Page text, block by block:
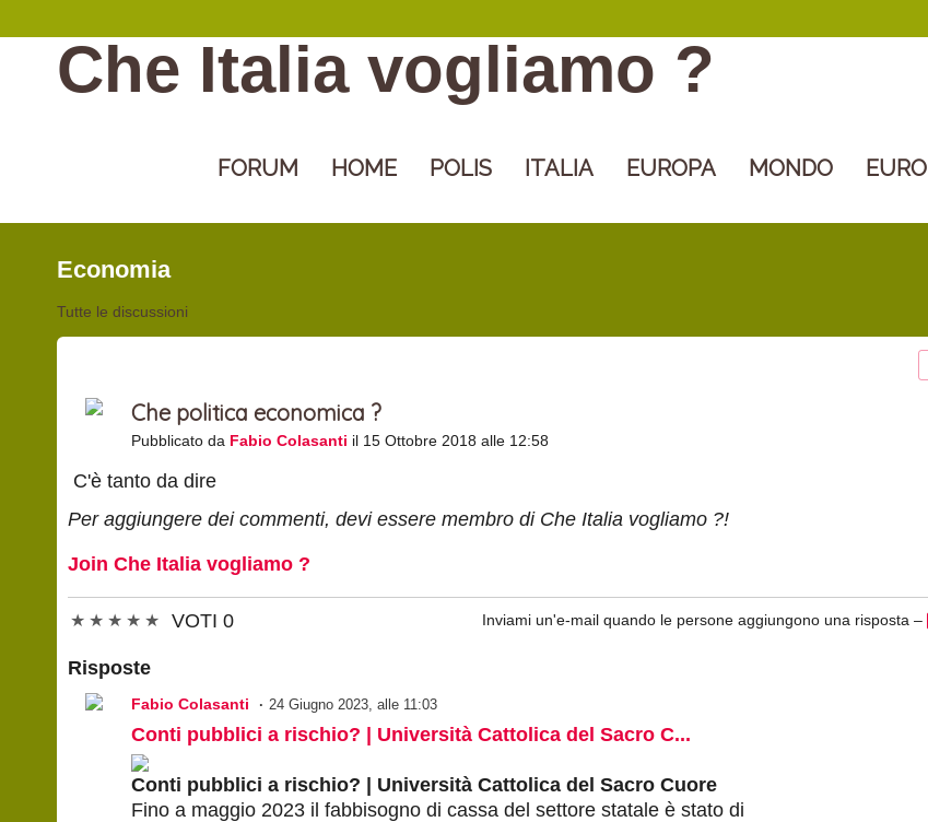
Che Italia vogliamo ?
FORUM HOME POLIS ITALIA EUROPA MONDO EURO
Economia
Tutte le discussioni
Che politica economica ?
Pubblicato da Fabio Colasanti il 15 Ottobre 2018 alle 12:58
C'è tanto da dire
Per aggiungere dei commenti, devi essere membro di Che Italia vogliamo ?!
Join Che Italia vogliamo ?
★ ★ ★ ★ ★ VOTI 0 Inviami un'e-mail quando le persone aggiungono una risposta –
Risposte
Fabio Colasanti 24 Giugno 2023, alle 11:03
Conti pubblici a rischio? | Università Cattolica del Sacro C...
Conti pubblici a rischio? | Università Cattolica del Sacro Cuore
Fino a maggio 2023 il fabbisogno di cassa del settore statale è stato di